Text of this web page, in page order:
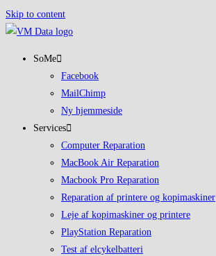
Skip to content
SoMe
Facebook
MailChimp
Ny hjemmeside
Services
Computer Reparation
MacBook Air Reparation
Macbook Pro Reparation
Reparation af printere og kopimaskiner
Leje af kopimaskiner og printere
PlayStation Reparation
Test af elcykelbatteri